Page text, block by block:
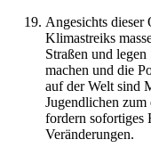
Angesichts dieser
Klimastreiks
Straßen und
machen und die
auf der Welt sind
Jugendlichen
fordern sofortiges
Veränderungen.